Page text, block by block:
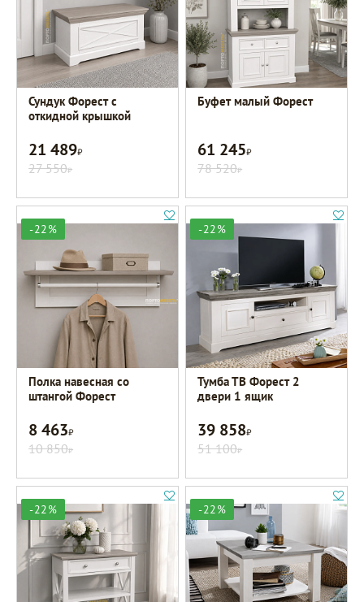
Сундук Форест с
откидной крышкой
21 489Р
27 550Р
Буфет малый Форест
61 245Р
78 520Р
-22%
Полка навесная со
штангой Форест
8 463Р
10 850Р
-22%
Тумба ТВ Форест 2
двери 1 ящик
39 858Р
51 100Р
-22% -22%